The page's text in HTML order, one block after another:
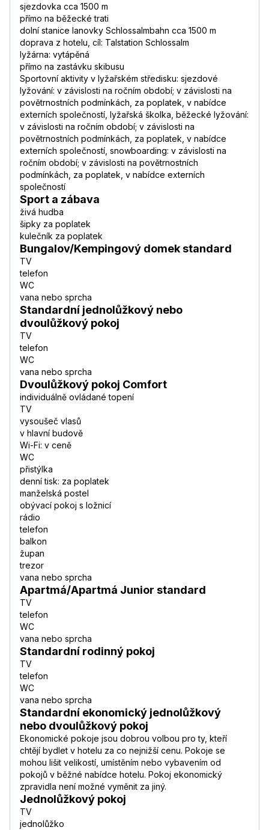
sjezdovka cca 1500 m
přímo na běžecké trati
dolní stanice lanovky Schlossalmbahn cca 1500 m
doprava z hotelu, cíl: Talstation Schlossalm
lyžárna: vytápěná
přímo na zastávku skibusu
Sportovní aktivity v lyžařském středisku: sjezdové
lyžování: v závislosti na ročním období; v závislosti na
povětrnostních podmínkách, za poplatek, v nabídce
externích společností, lyžařská školka, běžecké lyžování:
v závislosti na ročním období; v závislosti na
povětrnostních podmínkách, za poplatek, v nabídce
externích společností, snowboarding: v závislosti na
ročním období; v závislosti na povětrnostních
podmínkách, za poplatek, v nabídce externích
společností
Sport a zábava
živá hudba
šipky za poplatek
kulečník za poplatek
Bungalov/Kempingový domek standard
TV
telefon
WC
vana nebo sprcha
Standardní jednolůžkový nebo
dvoulůžkový pokoj
TV
telefon
WC
vana nebo sprcha
Dvoulůžkový pokoj Comfort
individuálně ovládané topení
TV
vysoušeč vlasů
v hlavní budově
Wi-Fi: v ceně
WC
přistýlka
denní tisk: za poplatek
manželská postel
obývací pokoj s ložnicí
rádio
telefon
balkon
župan
trezor
vana nebo sprcha
Apartmá/Apartmá Junior standard
TV
telefon
WC
vana nebo sprcha
Standardní rodinný pokoj
TV
telefon
WC
vana nebo sprcha
Standardní ekonomický jednolůžkový
nebo dvoulůžkový pokoj
Ekonomické pokoje jsou dobrou volbou pro ty, kteří
chtějí bydlet v hotelu za co nejnižší cenu. Pokoje se
mohou lišit velikostí, umístěním nebo vybavením od
pokojů v běžné nabídce hotelu. Pokoj ekonomický
zpravidla není možné vyměnit za jiný.
Jednolůžkový pokoj
TV
jednolůžko